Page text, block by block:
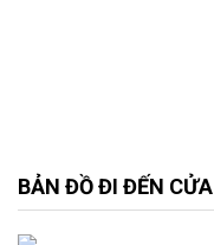
BẢN ĐỒ ĐI ĐẾN